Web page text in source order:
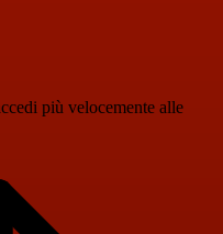
più velocemente alle